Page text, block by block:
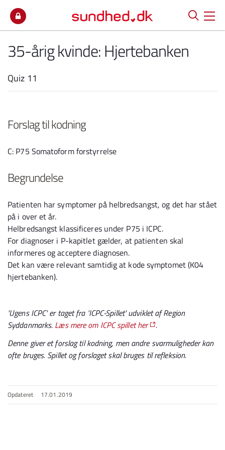
35-årig kvinde: Hjertebanken
Quiz 11
Forslag til kodning
C: P75 Somatoform forstyrrelse
Begrundelse
Patienten har symptomer på helbredsangst, og det har stået
på i over et år.
Helbredsangst klassificeres under P75 i ICPC.
For diagnoser i P-kapitlet gælder, at patienten skal
informeres og acceptere diagnosen.
Det kan være relevant samtidig at kode symptomet (K04
hjertebanken).
'Ugens ICPC' er taget fra 'ICPC-Spillet' udviklet afRegion
Syddanmarks. Læs mere om ICPC spillet her
.
Denne giver et forslag til kodning, men andre svarmuligheder kan
ofte bruges. Spillet og forslaget skal bruges til refleksion.
Opdateret 17.01.2019